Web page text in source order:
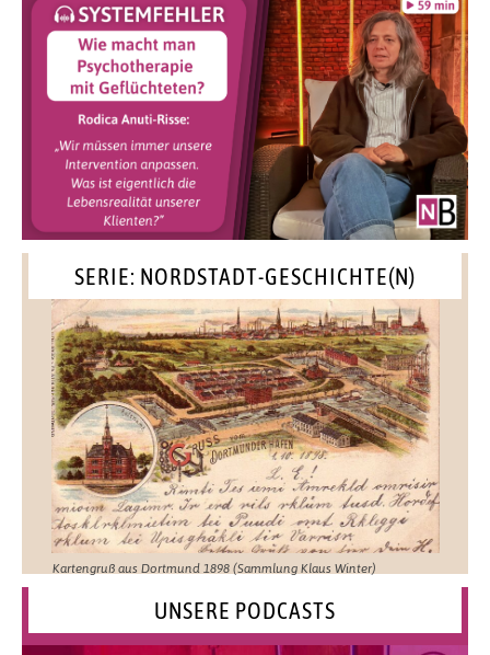
SERIE: NORDSTADT-GESCHICHTE(N)
Kartengruß aus Dortmund 1898 (Sammlung Klaus Winter)
UNSERE PODCASTS